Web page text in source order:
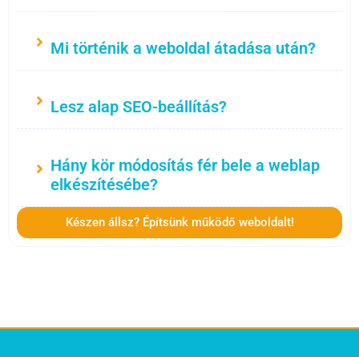
Mi történik a weboldal átadása után?
Lesz alap SEO-beállítás?
Hány kör módosítás fér bele a weblap
elkészítésébe?
Készen állsz? Építsünk működő weboldalt!